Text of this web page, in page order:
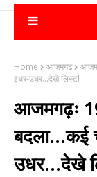
Home आजमगढ़
इधर-उधर...देखे लिस्ट!
आजमगढ़ः
बदला...कई
उधर...देखे